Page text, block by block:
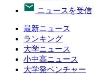
ニュースを受信
最新ニュース
ランキング
大学ニュース
小中高ニュース
大学発ベンチャー